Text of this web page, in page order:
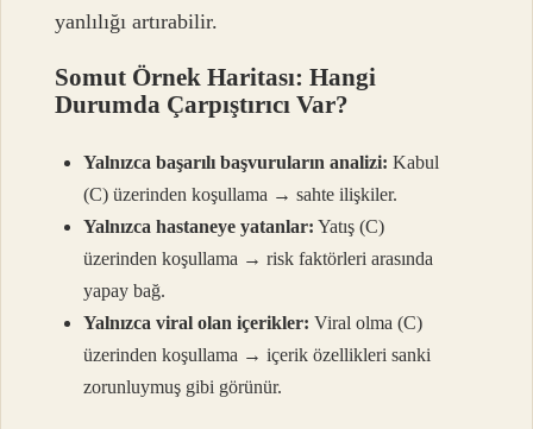
yanlılığı artırabilir.
Somut Örnek Haritası: Hangi
Durumda Çarpıştırıcı Var?
Yalnızca başarılı başvuruların analizi: Kabul
(C) üzerinden koşullama → sahte ilişkiler.
Yalnızca hastaneye yatanlar: Yatış (C)
üzerinden koşullama → risk faktörleri arasında
yapay bağ.
Yalnızca viral olan içerikler: Viral olma (C)
üzerinden koşullama → içerik özellikleri sanki
zorunluymuş gibi görünür.